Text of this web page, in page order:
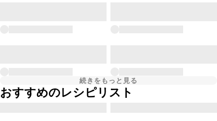
続きをもっと見る
おすすめのレシピリスト